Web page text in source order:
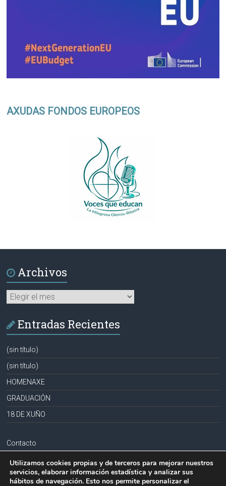
AXUDAS FONDOS EUROPEOS
Archivos
Archivos
Entradas Recientes
(sin título)
(sin título)
HOMENAXE
GRADUACIÓN
18 DE XUÑO
Contacto
Aviso legal
Política de privacidad
Utilizamos cookies propias y de terceros para mejorar nuestros
servicios, elaborar información estadística y analizar sus
hábitos de navegación. Esto nos permite personalizar el